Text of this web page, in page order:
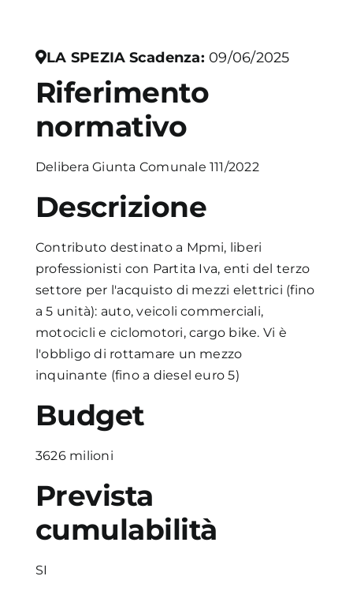
LA SPEZIA Scadenza: 09/06/2025
Riferimento
normativo
Delibera Giunta Comunale 111/2022
Descrizione
Contributo destinato a Mpmi, liberi
professionisti con Partita Iva, enti del terzo
settore per l'acquisto di mezzi elettrici (fino
a 5 unità): auto, veicoli commerciali,
motocicli e ciclomotori, cargo bike. Vi è
l'obbligo di rottamare un mezzo
inquinante (fino a diesel euro 5)
Budget
3626 milioni
Prevista
cumulabilità
SI